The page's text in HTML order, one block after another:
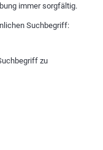
immer sorgfältig.
Suchbegriff:
zu